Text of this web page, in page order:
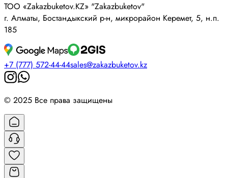
ТОО «Zakazbuketov.KZ» "Zakazbuketov"
г. Алматы, Бостандыкский р-н, микрорайон Керемет, 5, н.п.
185
+7 (777) 572-44-44sales@zakazbuketov.kz
© 2025 Все права защищены